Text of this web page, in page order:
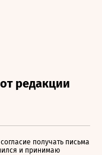
получать письма
и принимаю